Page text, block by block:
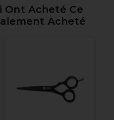
Ont Acheté Ce
Acheté